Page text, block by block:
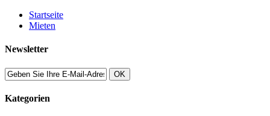
Startseite
Mieten
Newsletter
OK
Kategorien